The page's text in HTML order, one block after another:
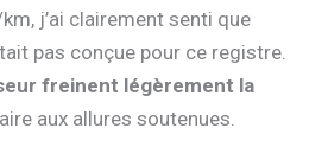
j’ai clairement senti que
pas conçue pour ce registre.
freinent légèrement la
aux allures soutenues.